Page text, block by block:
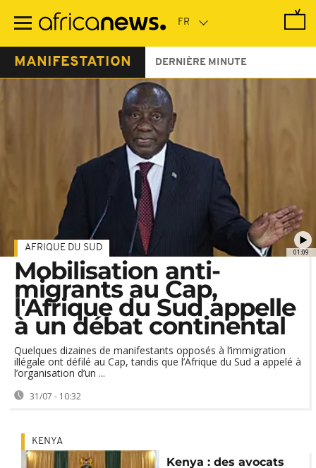
contenu
MANIFESTATION DERNIÈRE MINUTE
01:09
AFRIQUE DU SUD
Mobilisation anti-
migrants au Cap,
l'Afrique du Sud appelle
à un débat continental
Quelques dizaines de manifestants opposés à l’immigration
illégale ont défilé au Cap, tandis que l’Afrique du Sud a appelé à
l’organisation d’un ...
31/07 - 10:32
KENYA
Kenya : des avocats